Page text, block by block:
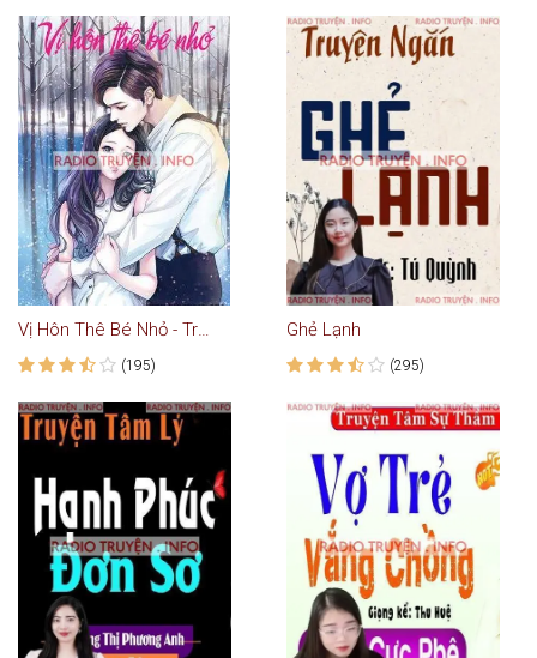
Vị Hôn Thê Bé Nhỏ - Truyện Ngôn Tình
(195)
Ghẻ Lạnh
(295)